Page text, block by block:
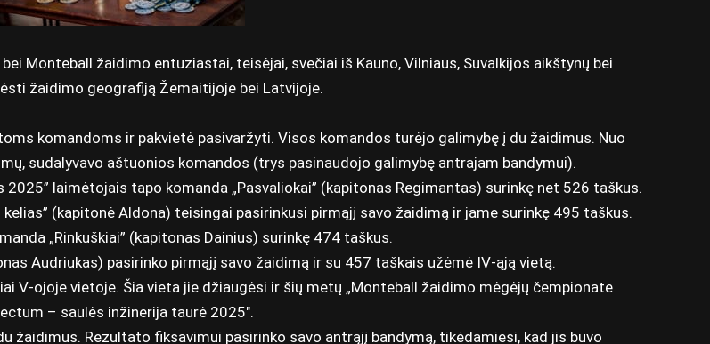
Monteball žaidimo entuziastai, teisėjai, svečiai iš Kauno, Vilniaus, Suvalkijos aikštynų bei
žaidimo geografiją Žemaitijoje bei Latvijoje.
komandoms ir pakvietė pasivaržyti. Visos komandos turėjo galimybę į du žaidimus. Nuo
sudalyvavo aštuonios komandos (trys pasinaudojo galimybę antrajam bandymui).
laimėtojais tapo komanda „Pasvaliokai” (kapitonas Regimantas) surinkę net 526 taškus.
(kapitonė Aldona) teisingai pasirinkusi pirmąjį savo žaidimą ir jame surinkę 495 taškus.
„Rinkuškiai” (kapitonas Dainius) surinkę 474 taškus.
Audriukas) pasirinko pirmąjį savo žaidimą ir su 457 taškais užėmė IV-ąją vietą.
V-ojoje vietoje. Šia vieta jie džiaugėsi ir šių metų „Monteball žaidimo mėgėjų čempionate
– saulės inžinerija taurė 2025″.
žaidimus. Rezultato fiksavimui pasirinko savo antrąjį bandymą, tikėdamiesi, kad jis buvo